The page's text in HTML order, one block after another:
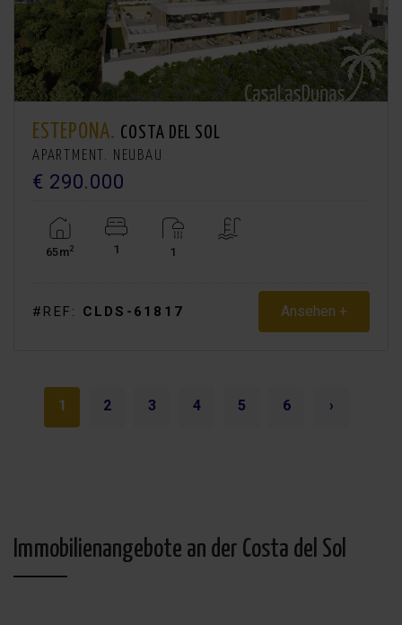
ESTEPONA. COSTA DEL SOL
APARTMENT. NEUBAU
€ 290.000
65m2 1 1
#REF: CLDS-61817 Ansehen +
1 2 3 4 5 6 ›
Immobilienangebote an der Costa del Sol